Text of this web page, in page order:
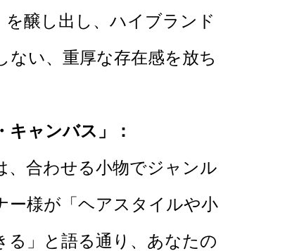
醸し出し、ハイブランド
ない、重厚な存在感を放ち
キャンバス」：
、合わせる小物でジャンル
ー様が「ヘアスタイルや小
る」と語る通り、あなたの